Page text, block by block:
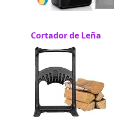
Cortador de Leña